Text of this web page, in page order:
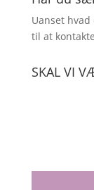
Uanset
til at
SKAL VI